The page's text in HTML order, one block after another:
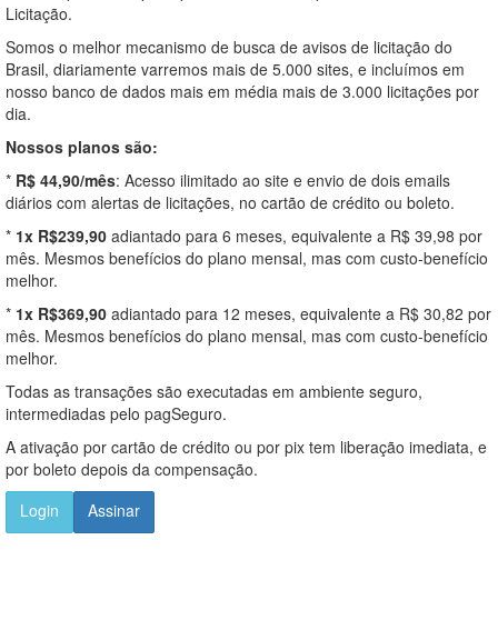
Licitação.
Somos o melhor mecanismo de busca de avisos de licitação do
Brasil, diariamente varremos mais de 5.000 sites, e incluímos em
nosso banco de dados mais em média mais de 3.000 licitações por
dia.
Nossos planos são:
* R$ 44,90/mês: Acesso ilimitado ao site e envio de dois emails
diários com alertas de licitações, no cartão de crédito ou boleto.
* 1x R$239,90 adiantado para 6 meses, equivalente a R$ 39,98 por
mês. Mesmos benefícios do plano mensal, mas com custo-benefício
melhor.
* 1x R$369,90 adiantado para 12 meses, equivalente a R$ 30,82 por
mês. Mesmos benefícios do plano mensal, mas com custo-benefício
melhor.
Todas as transações são executadas em ambiente seguro,
intermediadas pelo pagSeguro.
A ativação por cartão de crédito ou por pix tem liberação imediata, e
por boleto depois da compensação.
Login
Assinar